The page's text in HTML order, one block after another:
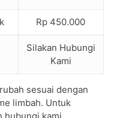
Rp 450.000
Silakan Hubungi
Kami
sesuai dengan
limbah. Untuk
kami.